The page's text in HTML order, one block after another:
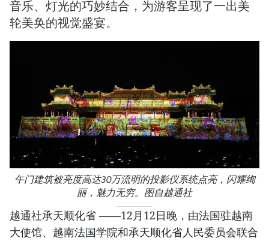
音乐、灯光的巧妙结合，为游客呈现了一出美
轮美奂的视觉盛宴。
午门建筑被亮度高达30万流明的投影仪系统点亮，闪耀绚
丽，魅力无穷。图自越通社
越通社承天顺化省 ——12月12日晚，由法国驻越南
大使馆、越南法国学院和承天顺化省人民委员会联合